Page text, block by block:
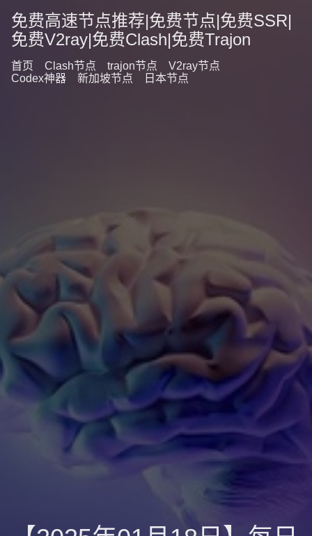
免费高速节点推荐|免费节点|免费SSR|
免费V2ray|免费Clash|免费Trajon
首页 Clash节点 trajon节点
V2ray节点
Codex神器
新加坡节点 日本节点